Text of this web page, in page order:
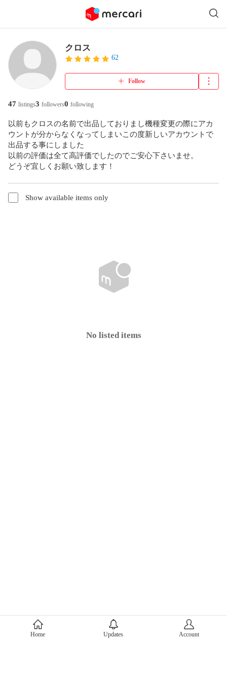
クロス
62
Follow
47 listings3 followers0 following
以前もクロスの名前で出品しておりまし機種変更の際にアカ
ウントが分からなくなってしまいこの度新しいアカウントで
出品する事にしました
以前の評価は全て高評価でしたのでご安心下さいませ。
どうぞ宜しくお願い致します！
Show available items only
No listed items
About Mercari
Corporate Site
Home Updates Account